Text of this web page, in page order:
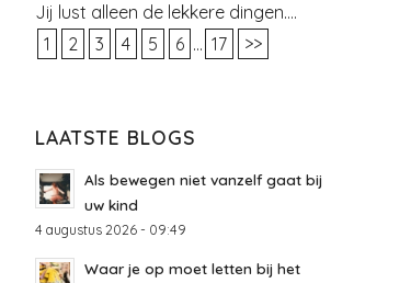
Jij lust alleen de lekkere dingen….
1
2 3 4 5 6 ... 17 >>
LAATSTE BLOGS
Als bewegen niet vanzelf gaat bij
uw kind
4 augustus 2026 - 09:49
Waar je op moet letten bij het